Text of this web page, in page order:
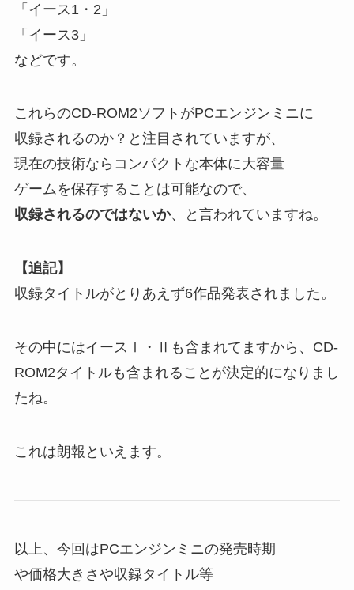
「イース1・2」
「イース3」
などです。
これらのCD-ROM2ソフトがPCエンジンミニに
収録されるのか？と注目されていますが、
現在の技術ならコンパクトな本体に大容量
ゲームを保存することは可能なので、
収録されるのではないか、と言われていますね。
【追記】
収録タイトルがとりあえず6作品発表されました。
その中にはイースⅠ・Ⅱも含まれてますから、CD-
ROM2タイトルも含まれることが決定的になりまし
たね。
これは朗報といえます。
以上、今回はPCエンジンミニの発売時期
や価格大きさや収録タイトル等